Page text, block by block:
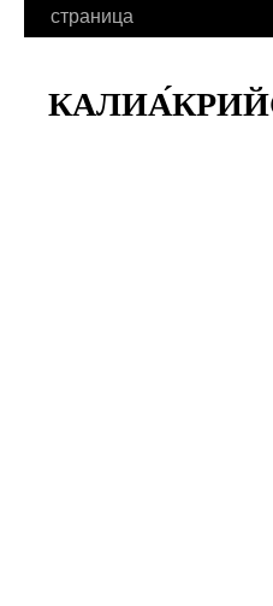
страница